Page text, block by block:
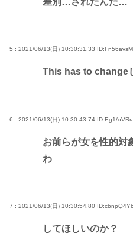
5 : 2021/06/13(日) 10:30:31.33
This has to change
6 : 2021/06/13(日) 10:30:43.74 ID:Eg1/
お前らが女を性的対
わ
7 : 2021/06/13(日) 10:30:54.80
してほしいのか？